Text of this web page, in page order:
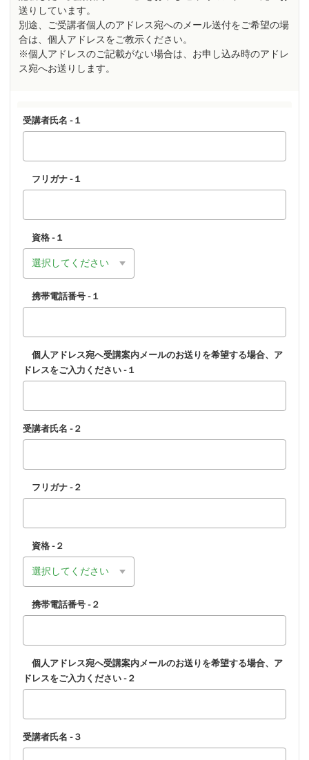
送りしています。
別途、ご受講者個人のアドレス宛へのメール送付をご希望の場
合は、個人アドレスをご教示ください。
※個人アドレスのご記載がない場合は、お申し込み時のアドレ
ス宛へお送りします。
受講者氏名 -１
フリガナ -１
資格 -１
携帯電話番号 -１
個人アドレス宛へ受講案内メールのお送りを希望する場合、ア
ドレスをご入力ください -１
受講者氏名 -２
フリガナ -２
資格 -２
携帯電話番号 -２
個人アドレス宛へ受講案内メールのお送りを希望する場合、ア
ドレスをご入力ください -２
受講者氏名 -３